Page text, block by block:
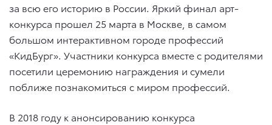
за всю его историю в России. Яркий финал арт-
конкурса прошел 25 марта в Москве, в самом
большом интерактивном городе профессий
«КидБург». Участники конкурса вместе с родителями
посетили церемонию награждения и сумели
поближе познакомиться с миром профессий.
В 2018 году к анонсированию конкурса